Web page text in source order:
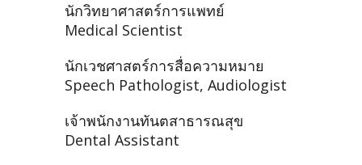
นักวิทยาศาสตร์การแพทย์
Medical Scientist
นักเวชศาสตร์การสื่อความหมาย
Speech Pathologist, Audiologist
เจ้าพนักงานทันตสาธารณสุข
Dental Assistant